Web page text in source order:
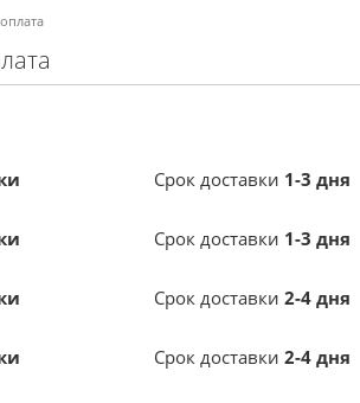
Срок доставки 1-3 дня
Срок доставки 1-3 дня
Срок доставки 2-4 дня
Срок доставки 2-4 дня